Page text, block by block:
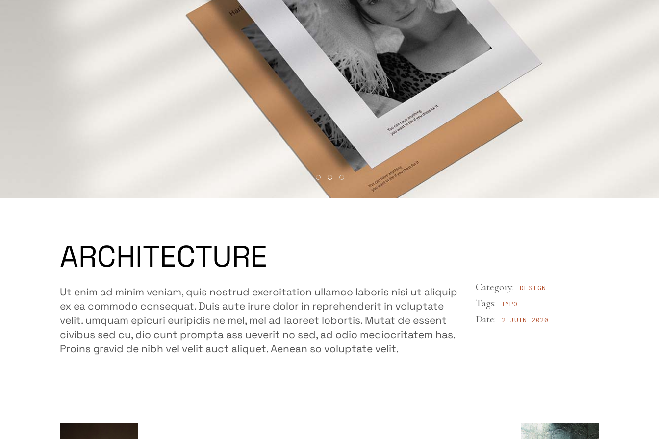
ARCHITECTURE
Ut enim ad minim veniam, quis nostrud exercitation ullamco laboris nisi ut aliquip
ex ea commodo consequat. Duis aute irure dolor in reprehenderit in voluptate
velit. umquam epicuri euripidis ne mel, mel ad laoreet lobortis. Mutat de essent
civibus sed cu, dio cunt prompta ass ueverit no sed, ad odio mediocritatem has.
Proins gravid de nibh vel velit auct aliquet. Aenean so voluptate velit.
Category: DESIGN
Tags: TYPO
Date: 2 JUIN 2020